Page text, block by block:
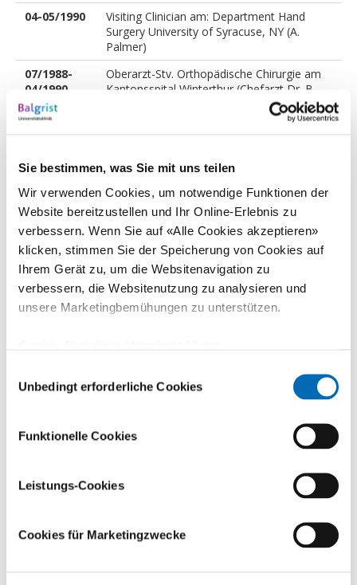
Sie bestimmen, was Sie mit uns teilen
Wir verwenden Cookies, um notwendige Funktionen der
Website bereitzustellen und Ihr Online-Erlebnis zu
verbessern. Wenn Sie auf «Alle Cookies akzeptieren»
klicken, stimmen Sie der Speicherung von Cookies auf
Ihrem Gerät zu, um die Websitenavigation zu
verbessern, die Websitenutzung zu analysieren und
unsere Marketingbemühungen zu unterstützen.
Unbedingt erforderliche Cookies
Funktionelle Cookies
Leistungs-Cookies
Cookies für Marketingzwecke
04-05/1990
Visiting Clinician am: Department Hand
Surgery University of Syracuse, NY (A.
Palmer)
07/1988-
04/1990
Oberarzt-Stv. Orthopädische Chirurgie am
Kantonsspital Winterthur (Chefarzt Dr. B.
07/1987-
Assistenzarzt Orthopädische Chirurgie am
10/1986-
06/1987
Assistenzarzt Allgemeinchirurgie am
Regionalspital Chur (Chefarzt Prof. Th.
Rüedi)
10/1985-
09/1986
Assistenzarzt Orthopädische Chirurgie am
Inselspital Bern (Chefarzt Prof. R. Ganz)
04/1984-
09/1985
Assistenzarzt Allgemeinchirurgie am
Regionalspital Chur inkl. Rotation
Intensivmedizin (Chefarzt Prof. Th. Rüedi
resp. PD Dr. A. Frutiger)
Universität Bern (Direktor Prof. S. Perren)
Rüedi)